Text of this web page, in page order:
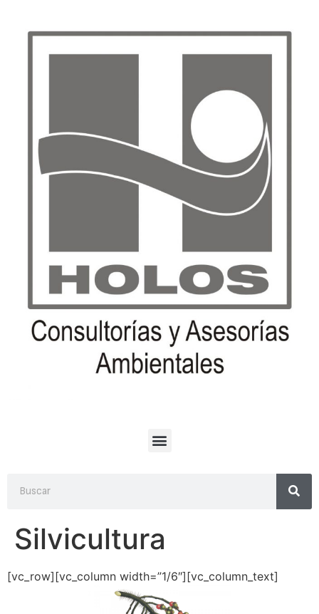
Silvicultura
[vc_row][vc_column width=”1/6″][vc_column_text]